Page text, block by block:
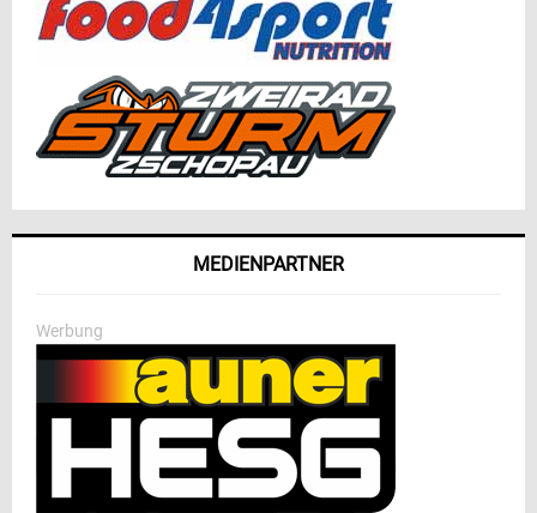
MEDIENPARTNER
Werbung